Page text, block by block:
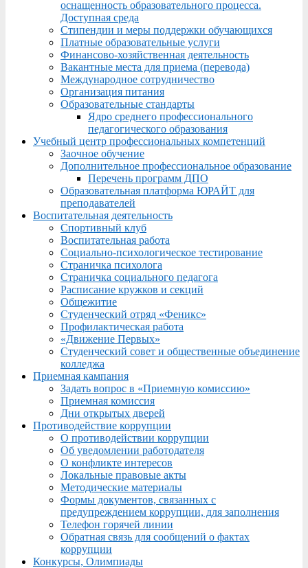
оснащенность образовательного процесса.
Доступная среда
Стипендии и меры поддержки обучающихся
Платные образовательные услуги
Финансово-хозяйственная деятельность
Вакантные места для приема (перевода)
Международное сотрудничество
Организация питания
Образовательные стандарты
Ядро среднего профессионального
педагогического образования
Учебный центр профессиональных компетенций
Заочное обучение
Дополнительное профессиональное образование
Перечень программ ДПО
Образовательная платформа ЮРАЙТ для
преподавателей
Воспитательная деятельность
Спортивный клуб
Воспитательная работа
Социально-психологическое тестирование
Страничка психолога
Страничка социального педагога
Расписание кружков и секций
Общежитие
Студенческий отряд «Феникс»
Профилактическая работа
«Движение Первых»
Студенческий совет и общественные объединение
колледжа
Приемная кампания
Задать вопрос в «Приемную комиссию»
Приемная комиссия
Дни открытых дверей
Противодействие коррупции
О противодействии коррупции
Об уведомлении работодателя
О конфликте интересов
Локальные правовые акты
Методические материалы
Формы документов, связанных с
предупреждением коррупции, для заполнения
Телефон горячей линии
Обратная связь для сообщений о фактах
коррупции
Конкурсы, Олимпиады